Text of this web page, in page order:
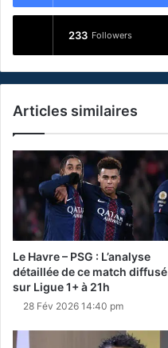
233 Followers
Articles similaires
Le Havre – PSG : L’analyse
détaillée de ce match diffusé
sur Ligue 1+ à 21h
28 Fév 2026 14:40 pm